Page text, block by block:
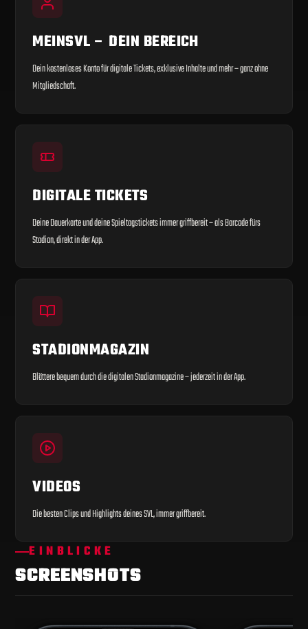
MEINSVL – DEIN BEREICH
Dein kostenloses Konto für digitale Tickets, exklusive Inhalte und mehr – ganz ohne
Mitgliedschaft.
DIGITALE TICKETS
Deine Dauerkarte und deine Spieltagstickets immer griffbereit – als Barcode fürs
Stadion, direkt in der App.
STADIONMAGAZIN
Blättere bequem durch die digitalen Stadionmagazine – jederzeit in der App.
VIDEOS
Die besten Clips und Highlights deines SVL, immer griffbereit.
EINBLICKE
SCREENSHOTS